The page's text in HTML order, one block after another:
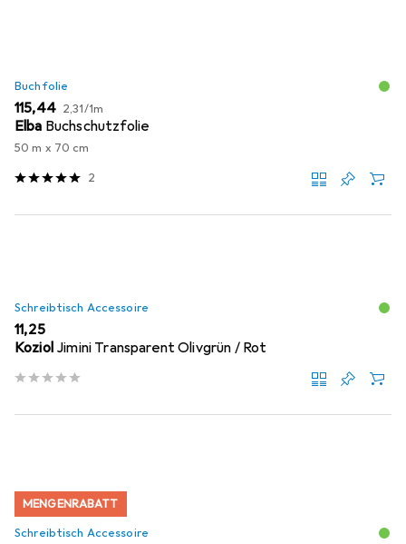
Buchfolie
EUR
115,44 EUR
2,31/1m
Elba Buchschutzfolie
50 m x 70 cm
2
Schreibtisch Accessoire
EUR
11,25
Koziol Jimini Transparent Olivgrün / Rot
MENGENRABATT
Schreibtisch Accessoire